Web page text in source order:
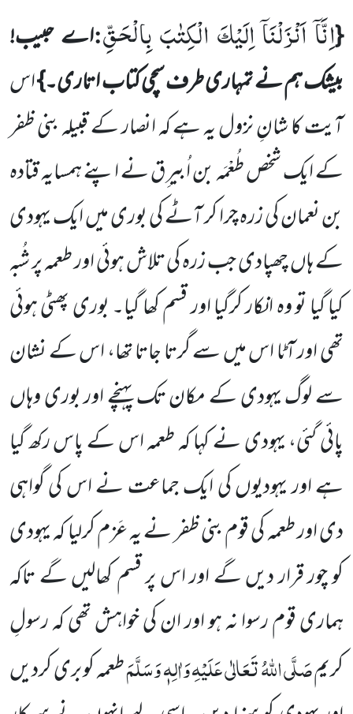
{اِنَّاۤ اَنْزَلْنَاۤ اِلَیْكَ الْكِتٰبَ بِالْحَقِّ:اے حبیب!
بیشک ہم نے تمہاری طرف سچی کتاب اتاری۔}اس
آیت کا شانِ نزول یہ ہے کہ انصار کے قبیلہ بنی ظفر
کے ایک شخص طُعْمَہ بن اُبیر ِق نے اپنے ہمسایہ قتادہ
بن نعمان کی زرہ چرا کر آٹے کی بوری میں ایک یہودی
کے ہاں چھپادی جب زرہ کی تلاش ہوئی اور طعمہ پر شُبہ
کیا گیا تو وہ انکار کرگیا اور قسم کھا گیا۔ بوری پھٹی ہوئی
تھی اور آٹا اس میں سے گرتا جاتا تھا، اس کے نشان
سے لوگ یہودی کے مکان تک پہنچے اور بوری وہاں
پائی گئی، یہودی نے کہا کہ طعمہ اس کے پاس رکھ گیا
ہے اور یہودیوں کی ایک جماعت نے اس کی گواہی
دی اور طعمہ کی قوم بنی ظفر نے یہ عَزم کرلیا کہ یہودی
کو چور قرار دیں گے اور اس پر قسم کھالیں گے تاکہ
ہماری قوم رسوا نہ ہو اور ان کی خواہش تھی کہ رسولِ
کریمصَلَّی اللہُ تَعَالٰی عَلَیْہِ وَاٰلِہٖ وَسَلَّمَطعمہ کو بری کردیں